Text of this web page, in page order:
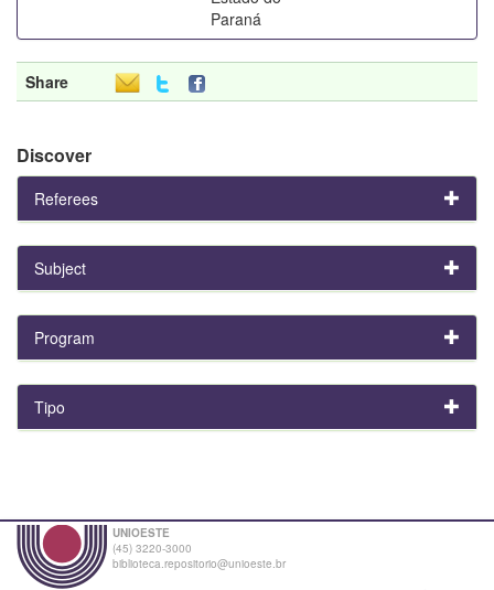
Paraná
Share
Discover
Referees
Subject
Program
Tipo
UNIOESTE
(45) 3220-3000
biblioteca.repositorio@unioeste.br